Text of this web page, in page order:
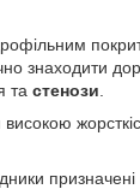
знаходити
та стенози
призначені